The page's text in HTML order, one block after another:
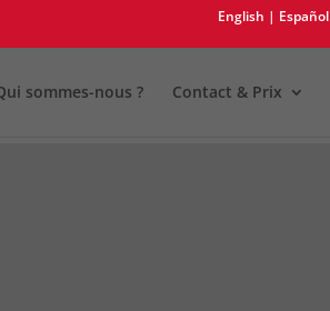
English | Español
sommes-nous ? Contact & Prix